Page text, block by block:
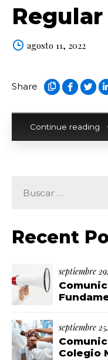
agosto 11, 2022
Share
Continue reading
Recent
septiembre
septiembre
Colegio